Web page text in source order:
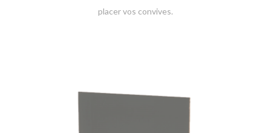
placer vos convives.